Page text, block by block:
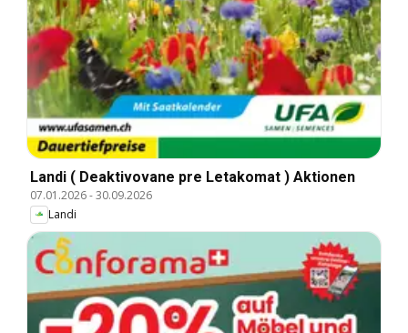
Landi ( Deaktivovane pre Letakomat ) Aktionen
07.01.2026-30.09.2026
Landi